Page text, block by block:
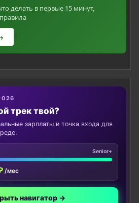
делать в первые 15 минут,
трек твой?
зарплаты и точка входа для
Senior+
/мес
навигатор →